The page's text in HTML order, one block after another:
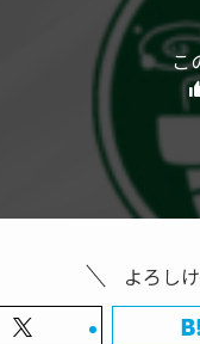
こ
よろし